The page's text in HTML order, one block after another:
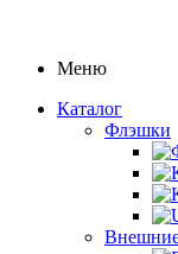
Меню
Каталог
Флэшки